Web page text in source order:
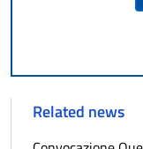
Related news